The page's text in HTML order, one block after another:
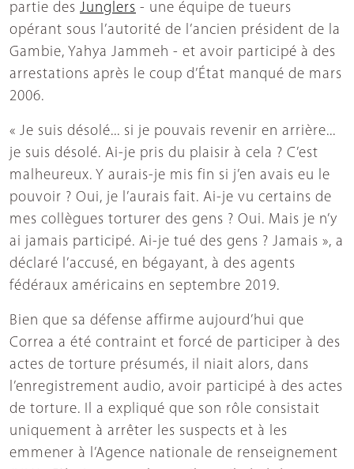
partie des Junglers - une équipe de tueurs
opérant sous l’autorité de l’ancien président de la
Gambie, Yahya Jammeh - et avoir participé à des
arrestations après le coup d’État manqué de mars
2006.
« Je suis désolé... si je pouvais revenir en arrière...
je suis désolé. Ai-je pris du plaisir à cela ? C’est
malheureux. Y aurais-je mis fin si j’en avais eu le
pouvoir ? Oui, je l’aurais fait. Ai-je vu certains de
mes collègues torturer des gens ? Oui. Mais je n’y
ai jamais participé. Ai-je tué des gens ? Jamais », a
déclaré l’accusé, en bégayant, à des agents
fédéraux américains en septembre 2019.
Bien que sa défense affirme aujourd’hui que
Correa a été contraint et forcé de participer à des
actes de torture présumés, il niait alors, dans
l’enregistrement audio, avoir participé à des actes
de torture. Il a expliqué que son rôle consistait
uniquement à arrêter les suspects et à les
emmener à l’Agence nationale de renseignement